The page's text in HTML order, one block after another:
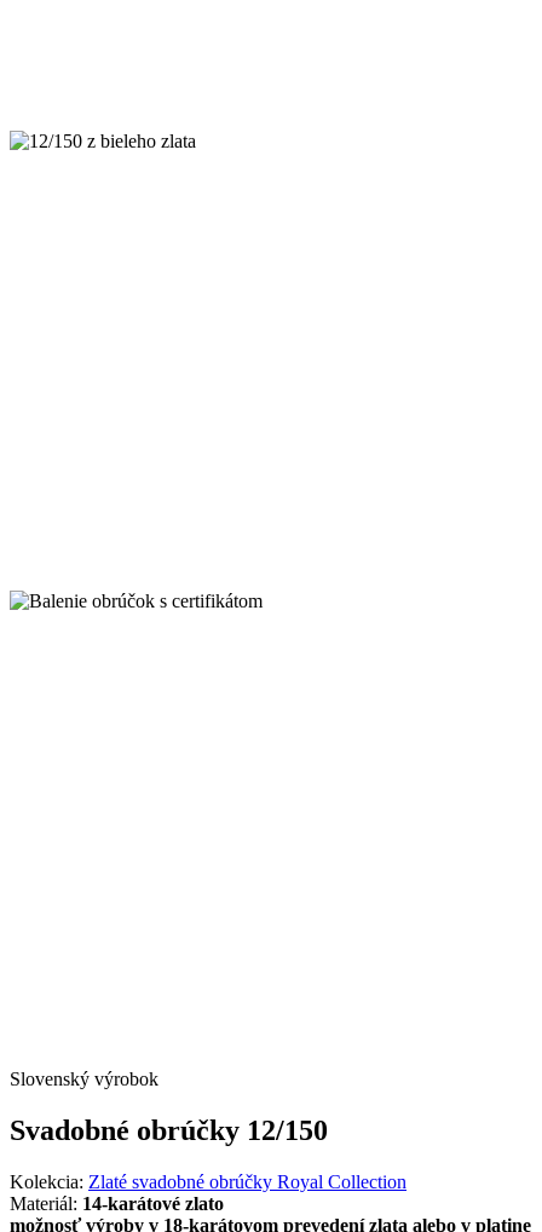
Slovenský výrobok
Svadobné obrúčky 12/150
Kolekcia: Zlaté svadobné obrúčky Royal Collection
Materiál: 14-karátové zlato
možnosť výroby v 18-karátovom prevedení zlata alebo v platine